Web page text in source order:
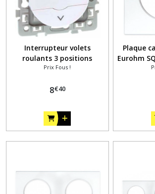
Interrupteur volets
roulants 3 positions
Eurohm SQUARE - 6AX -
Prix Fous !
8€40
Plaque
Eurohm